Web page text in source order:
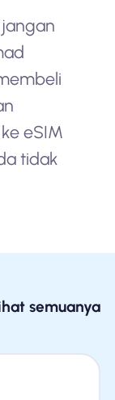
eSIM
tidak
semuanya